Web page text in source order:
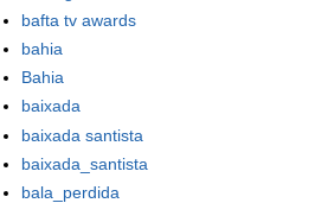
bafta tv awards
bahia
Bahia
baixada
baixada santista
baixada_santista
bala_perdida